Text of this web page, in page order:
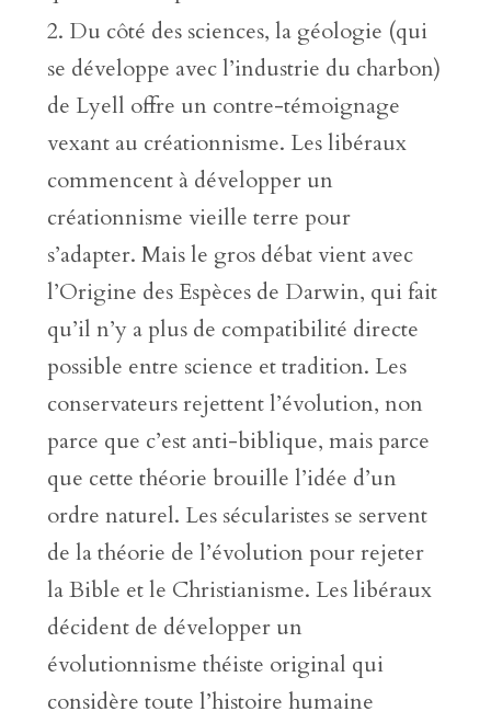
Du côté des sciences, la géologie (qui
se développe avec l’industrie du charbon)
de Lyell offre un contre-témoignage
vexant au créationnisme. Les libéraux
commencent à développer un
créationnisme vieille terre pour
s’adapter. Mais le gros débat vient avec
l’Origine des Espèces de Darwin, qui fait
qu’il n’y a plus de compatibilité directe
possible entre science et tradition. Les
conservateurs rejettent l’évolution, non
parce que c’est anti-biblique, mais parce
que cette théorie brouille l’idée d’un
ordre naturel. Les sécularistes se servent
de la théorie de l’évolution pour rejeter
la Bible et le Christianisme. Les libéraux
décident de développer un
évolutionnisme théiste original qui
considère toute l’histoire humaine